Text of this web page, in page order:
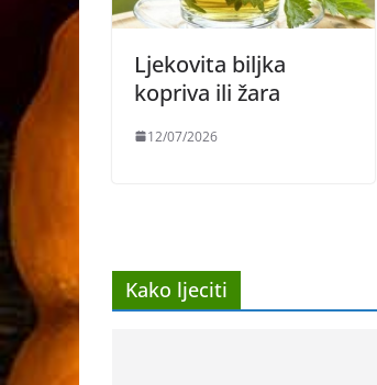
Ljekovita biljka
kopriva ili žara
12/07/2026
Kako ljeciti